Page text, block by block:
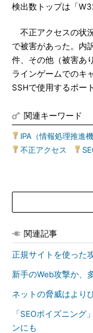
検出数トップは「
不正アクセスの状
で被害があった。内
件、その他（被害あ
ラインゲームでのキ
SSHで使用するポー
関連キーワード
IPA（情報処理推進機
不正アクセス
関連記事
正規サイトを使った
新手のWeb攻撃か、
ネットの脅威はより
「SEOポイズニン
ンにも